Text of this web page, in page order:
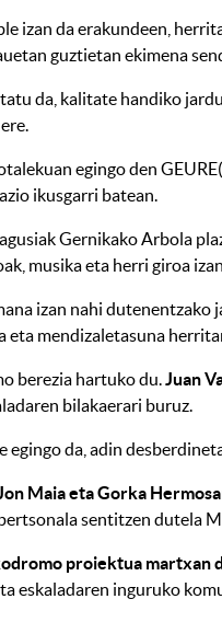
izan da erakundeen,
guztietan ekimena
da, kalitate handiko
egingo den
ikusgarri batean.
Gernikako Arbola
musika eta herri giroa
izan nahi
mendizaletasuna
berezia hartuko du.Juan
bilakaerari buruz.
egingo da, adin
Maia eta Gorka Hermosa
sentitzen dutela
proiektua martxan
eskaladaren inguruko